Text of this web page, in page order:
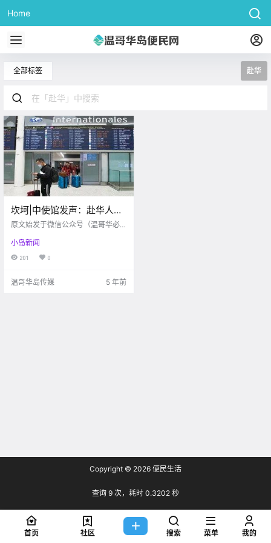
Home
全部标签 赴华
坎坷|中使馆发声：赴华人员
需提供48小时内“双证明”！
原文始发于微信公众号（温哥华必
也成泡影，回国之路更难了。 10月
30日加拿大 累计确诊病例231,995
小岛新闻
201 0
温哥华岛传媒 5 年前
Copyright © 2026 便民生活
查询 9 次，耗时 0.3202 秒
首页 社区 搜索 菜单 我的